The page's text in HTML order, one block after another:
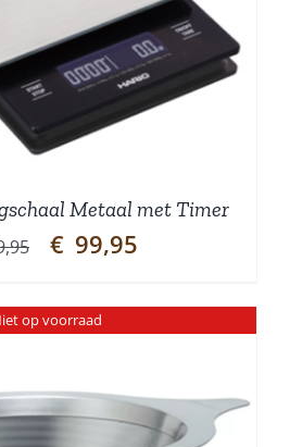
Metaal met Timer
Oorspronkelijke
€119,95.
€ 99,95
€99,95.
op voorraad